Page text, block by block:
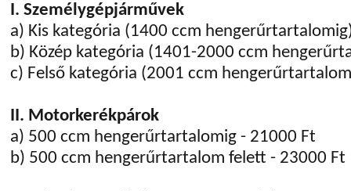
I. Személygépjárművek
a) Kis kategória (1400 ccm
b) Közép kategória (1401-2000 ccm
c) Felső kategória (2001 ccm
II. Motorkerékpárok
a) 500 ccm hengerűrtartalomig - 21000 Ft
b) 500 ccm hengerűrtartalom felett - 23000 Ft